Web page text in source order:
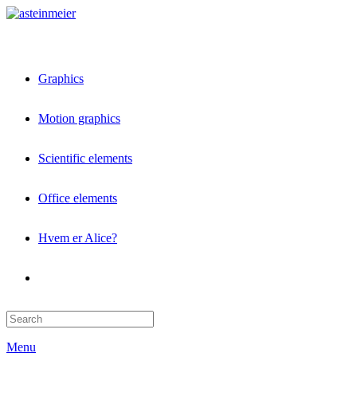
Graphics
Motion graphics
Scientific elements
Office elements
Hvem er Alice?
Menu